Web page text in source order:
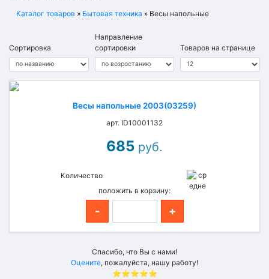
Каталог товаров » Бытовая техника » Весы напольные
Сортировка
Направление
сортировки
Товаров на странице
Весы напольные 2003(03259)
арт. ID10001132
685 руб.
Количество
положить в корзину:
- +
Спасибо, что Вы с нами!
Оцените, пожалуйста, нашу работу!
⭐⭐⭐⭐⭐